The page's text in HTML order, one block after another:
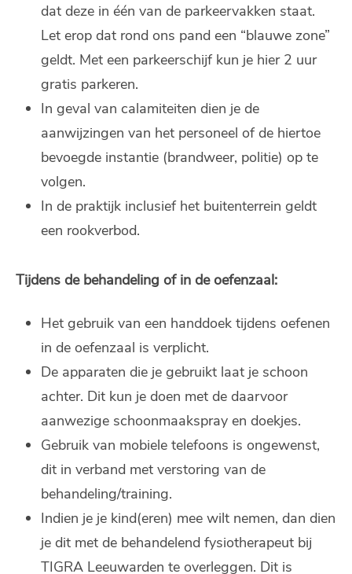
dat deze in één van de parkeervakken staat.
Let erop dat rond ons pand een “blauwe zone”
geldt. Met een parkeerschijf kun je hier 2 uur
gratis parkeren.
In geval van calamiteiten dien je de
aanwijzingen van het personeel of de hiertoe
bevoegde instantie (brandweer, politie) op te
volgen.
In de praktijk inclusief het buitenterrein geldt
een rookverbod.
Tijdens de behandeling of in de oefenzaal:
Het gebruik van een handdoek tijdens oefenen
in de oefenzaal is verplicht.
De apparaten die je gebruikt laat je schoon
achter. Dit kun je doen met de daarvoor
aanwezige schoonmaakspray en doekjes.
Gebruik van mobiele telefoons is ongewenst,
dit in verband met verstoring van de
behandeling/training.
Indien je je kind(eren) mee wilt nemen, dan dien
je dit met de behandelend fysiotherapeut bij
TIGRA Leeuwarden te overleggen. Dit is